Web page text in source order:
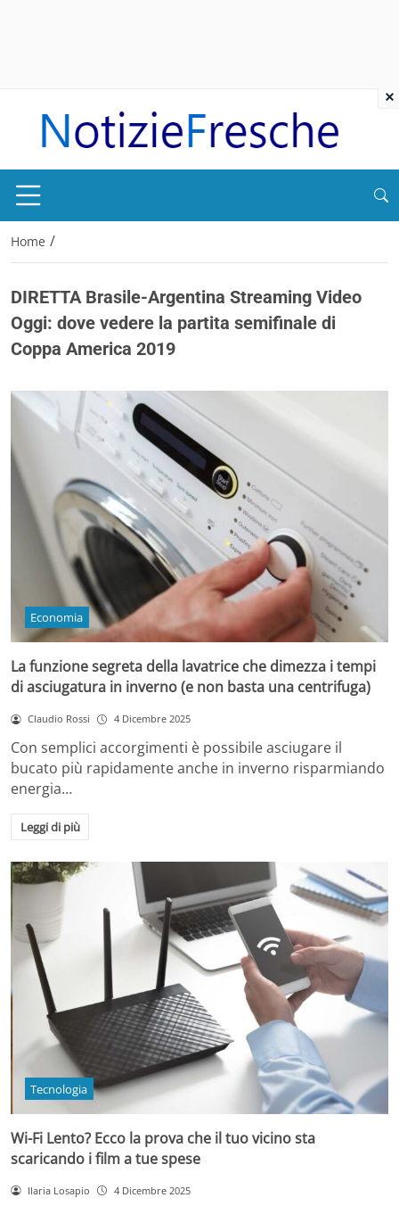
Home /
DIRETTA Brasile-Argentina Streaming Video
Oggi: dove vedere la partita semifinale di
Coppa America 2019
Economia
La funzione segreta della lavatrice che dimezza i tempi
di asciugatura in inverno (e non basta una centrifuga)
Claudio Rossi 4 Dicembre 2025
Con semplici accorgimenti è possibile asciugare il
bucato più rapidamente anche in inverno risparmiando
energia…
Leggi di più
Tecnologia
Wi-Fi Lento? Ecco la prova che il tuo vicino sta
scaricando i film a tue spese
Ilaria Losapio 4 Dicembre 2025
×